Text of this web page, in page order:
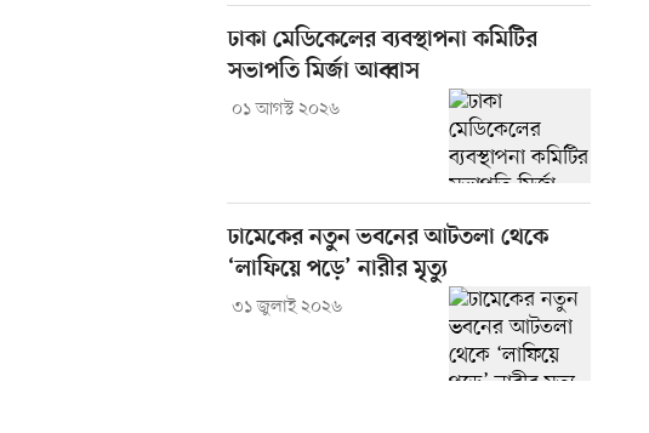
ঢাকা মেডিকেলের ব্যবস্থাপনা কমিটির
সভাপতি মির্জা আব্বাস
০১ আগস্ট ২০২৬
ঢামেকের নতুন ভবনের আটতলা থেকে
‘লাফিয়ে পড়ে’ নারীর মৃত্যু
৩১ জুলাই ২০২৬